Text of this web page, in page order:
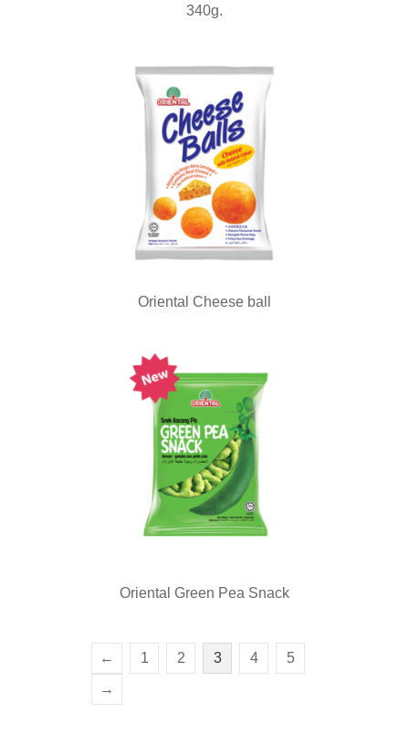
340g.
Oriental Cheese ball
Oriental Green Pea Snack
← 1 2 3 4
5
→